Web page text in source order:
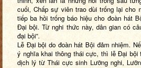
cuối, Chấp sự viên trao dùi trống lại cho
tiếp ba hồi trống báo hiệu cho đoàn hát
Đại bội. Từ nghi thức này, dân gian có
đại bội”.
Lễ Đại bội do đoàn hát Bội đảm nhiệm.
ý nghĩa khai thông thái cực, thì lễ Đại bội
dịch lý từ Thái cực sinh Lưỡng nghi,